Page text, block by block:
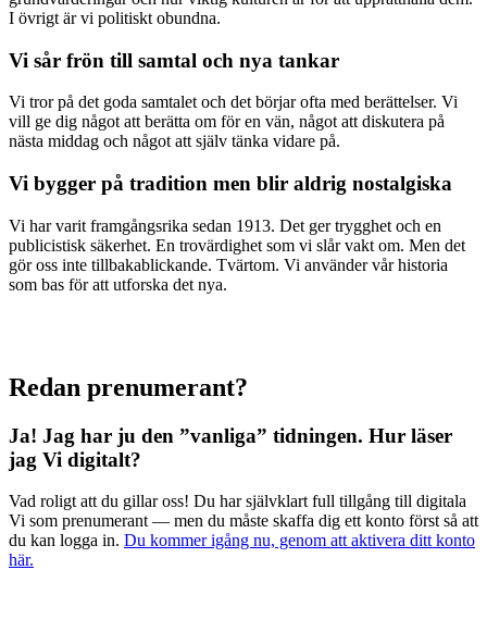
I övrigt är vi politiskt obundna.
Vi sår frön till samtal och nya tankar
Vi tror på det goda samtalet och det börjar ofta med berättelser. Vi
vill ge dig något att berätta om för en vän, något att diskutera på
nästa middag och något att själv tänka vidare på.
Vi bygger på tradition men blir aldrig nostalgiska
Vi har varit framgångsrika sedan 1913. Det ger trygghet och en
publicistisk säkerhet. En trovärdighet som vi slår vakt om. Men det
gör oss inte tillbakablickande. Tvärtom. Vi använder vår historia
som bas för att utforska det nya.
Redan prenumerant?
Ja! Jag har ju den ”vanliga” tidningen. Hur läser
jag Vi digitalt?
Vad roligt att du gillar oss! Du har självklart full tillgång till digitala
Vi som prenumerant — men du måste skaffa dig ett konto först så att
du kan logga in. Du kommer igång nu, genom att aktivera ditt konto
här.